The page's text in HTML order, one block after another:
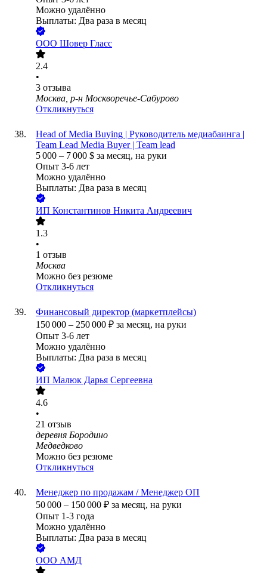
Можно удалённо
Выплаты: Два раза в месяц
ООО Шовер Гласс
2.4
•
3 отзыва
Москва, р-н Москворечье-Сабурово
Откликнуться
Head of Media Buying | Руководитель медиабаинга |
Team Lead Media Buyer | Team lead
5 000 – 7 000 $ за месяц, на руки
Опыт 3-6 лет
Можно удалённо
Выплаты: Два раза в месяц
ИП Константинов Никита Андреевич
1.3
•
1 отзыв
Москва
Можно без резюме
Откликнуться
Финансовый директор (маркетплейсы)
150 000 – 250 000 ₽ за месяц, на руки
Опыт 3-6 лет
Можно удалённо
Выплаты: Два раза в месяц
ИП Малюк Дарья Сергеевна
4.6
•
21 отзыв
деревня Бородино
Медведково
Можно без резюме
Откликнуться
Менеджер по продажам / Менеджер ОП
50 000 – 150 000 ₽ за месяц, на руки
Опыт 1-3 года
Можно удалённо
Выплаты: Два раза в месяц
ООО АМД